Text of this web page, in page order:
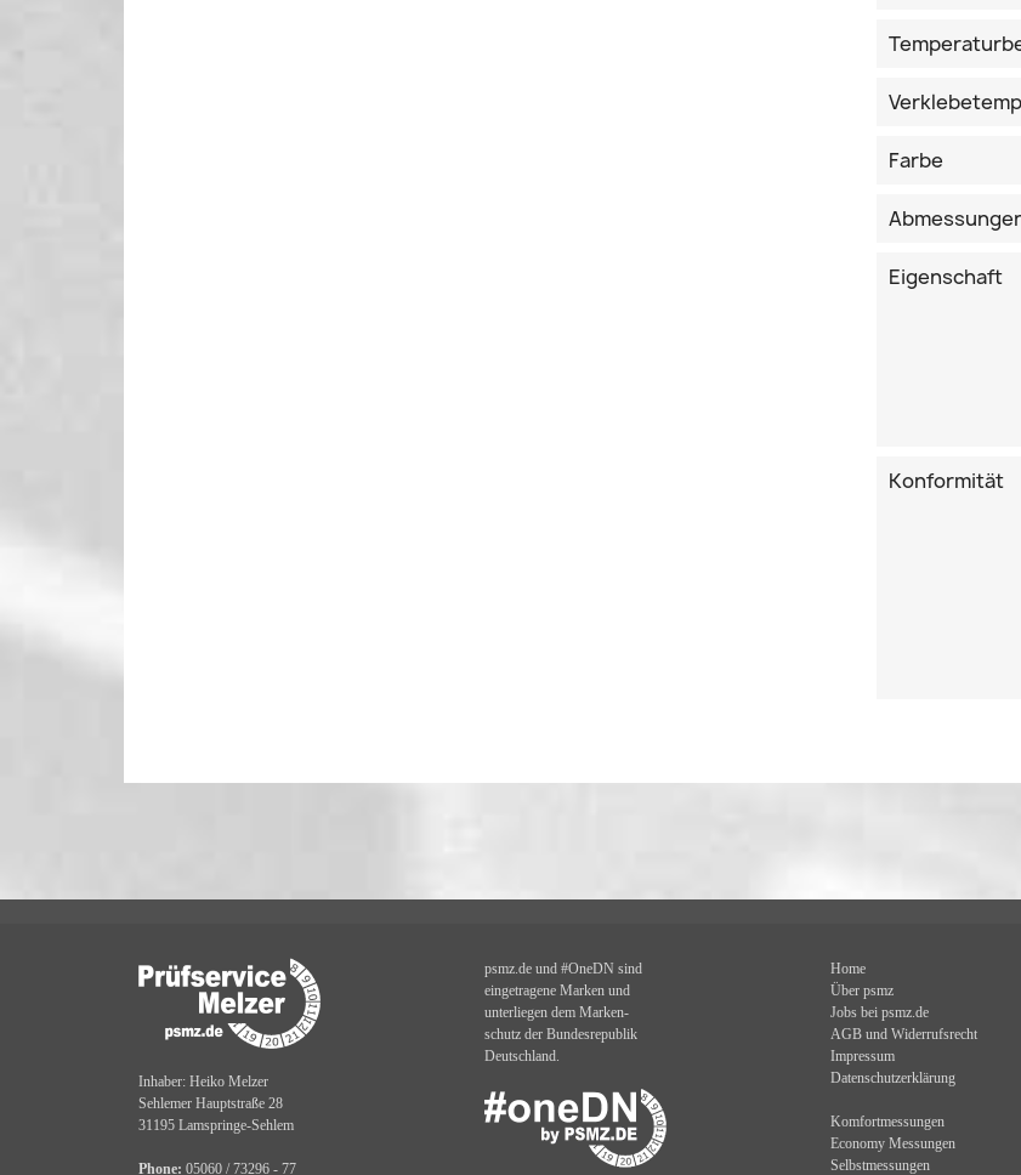
Farbe
Eigenschaft
Konformität
Inhaber: Heiko Melzer
Sehlemer Hauptstraße 28
31195 Lamspringe-Sehlem
Phone: 05060 / 73296 - 77
psmz.de und #OneDN sind
eingetragene Marken und
unterliegen dem Marken-
schutz der Bundesrepublik
Deutschland.
Home
Über psmz
Jobs bei psmz.de
AGB und Widerrufsrecht
Impressum
Datenschutzerklärung
Komfortmessungen
Economy Messungen
Selbstmessungen